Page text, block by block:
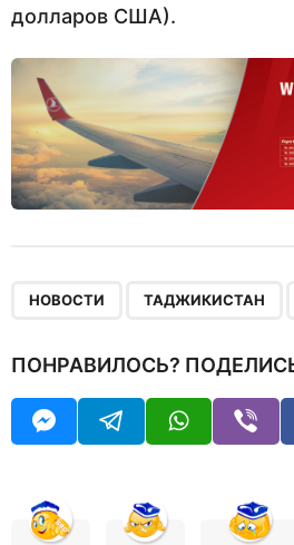
долларов США).
НОВОСТИ ТАДЖИКИСТАН
ПОНРАВИЛОСЬ?